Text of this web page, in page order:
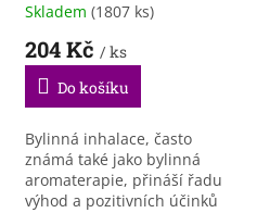
Průměrné
produktu
3,7
5
hvězdiček.
Skladem (1807 ks)
204 Kč / ks
Do košíku
Bylinná inhalace, často
známá také jako bylinná
aromaterapie, přináší řadu
výhod a pozitivních účinků